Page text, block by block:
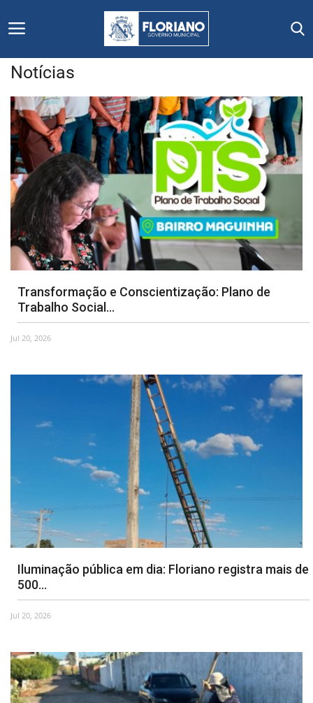
Início
Editais
Floriano
Secretarias e Órgãos
Mural de Licitações
Notícias
Vídeos
Webmail
Notícias
Transformação e Conscientização: Plano de
Trabalho Social...
Jul 20, 2026
Iluminação pública em dia: Floriano registra mais de
500...
Jul 20, 2026